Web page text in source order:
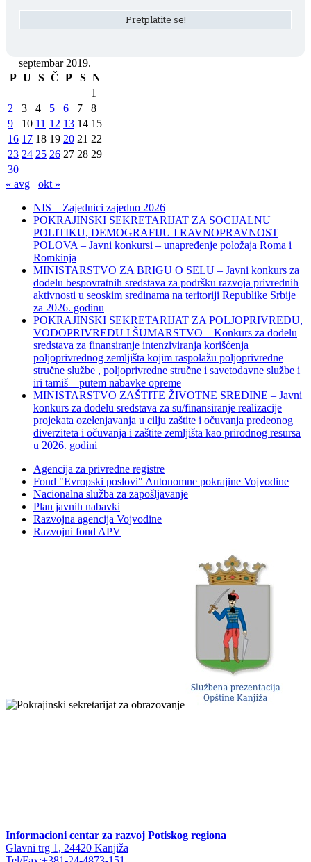
septembar 2019.
P U S Č P S N
1
2
3 4 5 6 7
8
9
10 11 12 13 14 15
16 17 18 19 20 21 22
23 24 25 26 27 28 29
30
« avg
okt »
NIS – Zajednici zajedno 2026
POKRAJINSKI SEKRETARIJAT ZA SOCIJALNU
POLITIKU, DEMOGRAFIJU I RAVNOPRAVNOST
POLOVA – Javni konkursi – unapređenje položaja Roma i
Romkinja
MINISTARSTVO ZA BRIGU O SELU – Javni konkurs za
dodelu bespovratnih sredstava za podršku razvoja privrednih
aktivnosti u seoskim sredinama na teritoriji Republike Srbije
za 2026. godinu
POKRAJINSKI SEKRETARIJAT ZA POLJOPRIVREDU,
VODOPRIVREDU I ŠUMARSTVO – Konkurs za dodelu
sredstava za finansiranje intenziviranja korišćenja
poljoprivrednog zemljišta kojim raspolažu poljoprivredne
stručne službe , poljoprivredne stručne i savetodavne službe i
iri tamiš ‒ putem nabavke opreme
MINISTARSTVO ZAŠTITE ŽIVOTNE SREDINE – Javni
konkurs za dodelu sredstava za su/finansiranje realizacije
projekata ozelenjavanja u cilju zaštite i očuvanja predeonog
diverziteta i očuvanja i zaštite zemljišta kao prirodnog resursa
u 2026. godini
Agencija za privredne registre
Fond "Evropski poslovi" Autonomne pokrajine Vojvodine
Nacionalna služba za zapošljavanje
Plan javnih nabavki
Razvojna agencija Vojvodine
Razvojni fond APV
Informacioni centar za razvoj Potiskog regiona
Glavni trg 1, 24420 Kanjiža